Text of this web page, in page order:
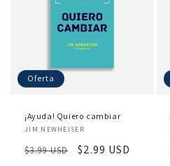
Oferta
¡Ayuda! Quiero cambiar
Proveedor:
JIM NEWHEISER
Precio
$3.99 USD
Precio
$2.99 USD